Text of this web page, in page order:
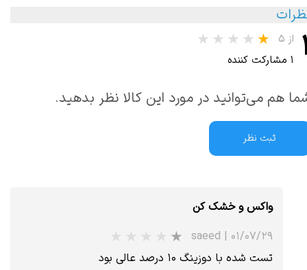
از ۵
۱ مشارکت کننده
هم می‌توانید در مورد این کالا نظر بدهید.
ثبت نظر
واکس و خشک کن
saeed | ۰۱/۰۷/۲۹
تست شده با دوزینگ ۱۰ درصد عالی بود